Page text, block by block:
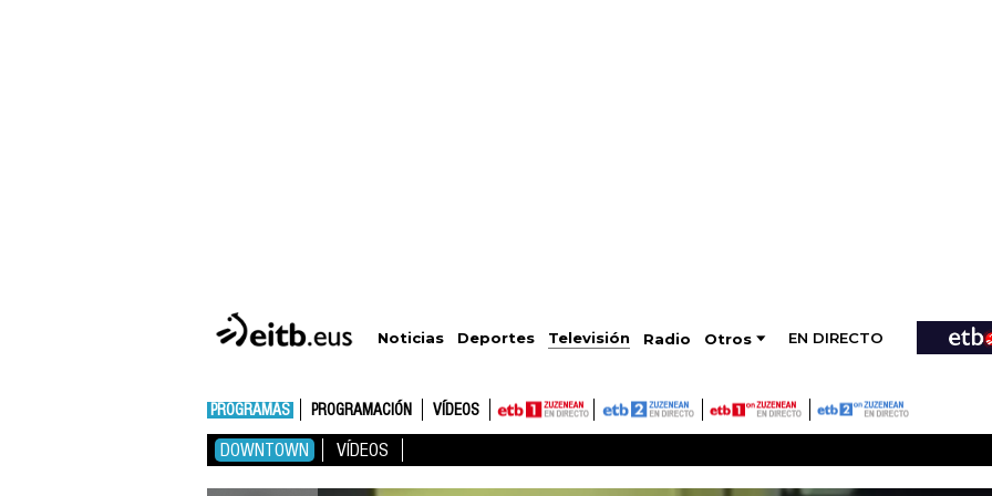
Noticias Deportes Televisión Radio Otros EN DIRECTO
PROGRAMAS PROGRAMACIÓN VÍDEOS
DOWNTOWN VÍDEOS